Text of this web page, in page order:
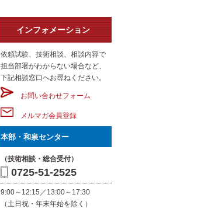
インフォメーション
依頼試験、技術相談、相談内容で
担当部署がわからない場合など、
下記相談窓口へお尋ねください。
お問い合わせフォーム
メルマガ会員登録
本部・和泉センター
（技術相談・総合受付）
0725-51-2525
9:00～12:15／13:00～17:30
（土日祝・年末年始を除く）